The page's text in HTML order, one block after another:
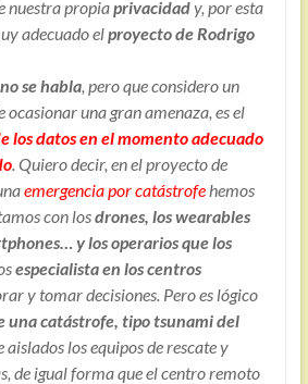
nuestra propiaprivacidady, por esta
adecuado elproyecto de Rodrigo
no se habla, pero que considero un
ocasionar una gran amenaza, es el
los datos en el momento adecuado
. Quiero decir, en el proyecto de
emergencia por catástrofehemos
con losdrones, los wearables
y los operarios que los
especialista en los centros
y tomar decisiones. Pero es lógico
una catástrofe, tipo tsunami del
aislados los equipos de rescate y
de igual forma que el centro remoto